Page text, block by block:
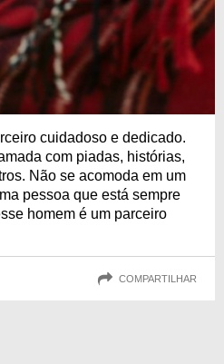
cuidadoso e dedicado.
com piadas, histórias,
Não se acomoda em um
pessoa que está sempre
homem é um parceiro
COMPARTILHAR